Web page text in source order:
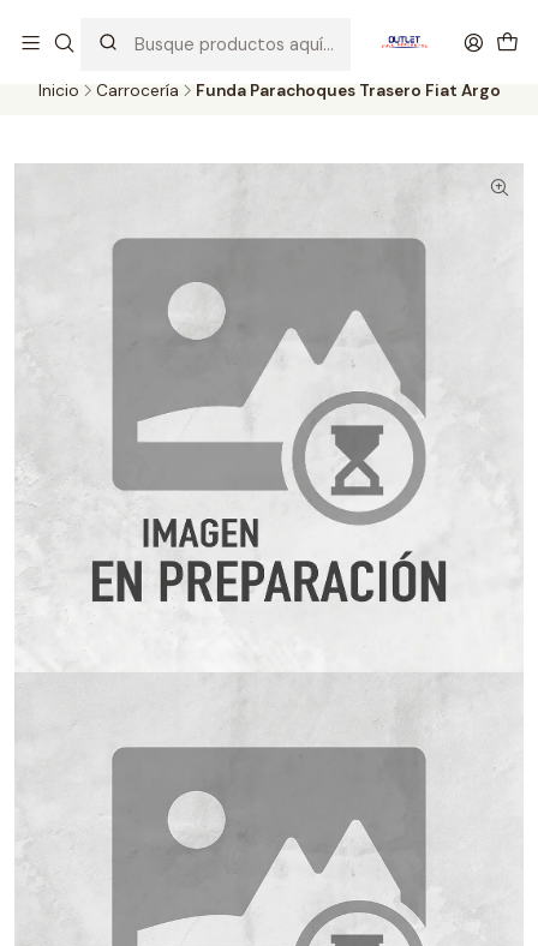
probados con altos estándares de calidad.
Inicio Carrocería Funda Parachoques Trasero Fiat Argo